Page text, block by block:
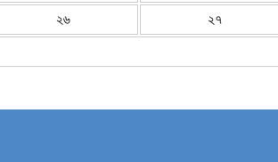
২৬ ২৭